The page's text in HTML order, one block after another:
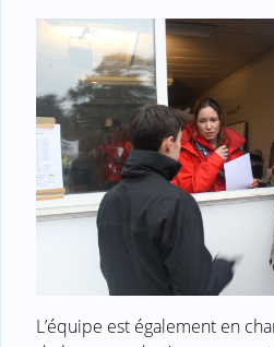
L’équipe est également en